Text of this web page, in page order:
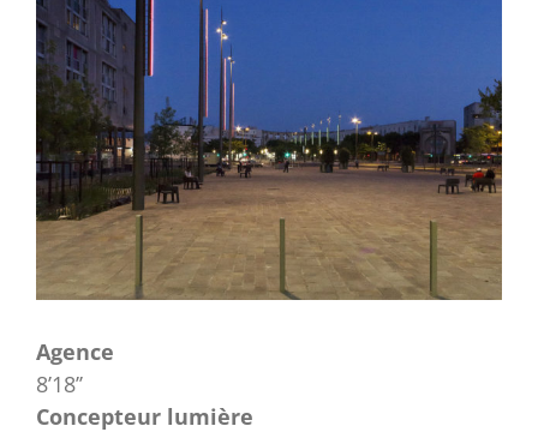
Agence
8’18’’
Concepteur lumière